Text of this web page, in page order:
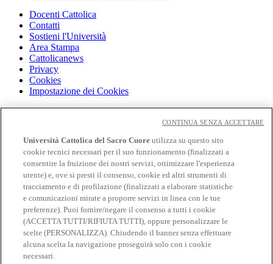
Docenti Cattolica
Contatti
Sostieni l'Università
Area Stampa
Cattolicanews
Privacy
Cookies
Impostazione dei Cookies
Cloudmail
OFF-CAMPUS
Intranet
Biblioteca
Librerie
Educatt
CV Online
Albo fornitori
Bandi e gare
Verifica Certificati
Università Cattolica del Sacro Cuore utilizza su questo sito
cookie tecnici necessari per il suo funzionamento (finalizzati a
consentire la fruizione dei nostri servizi, ottimizzare l'esperienza
utente) e, ove si presti il consenso, cookie ed altri strumenti di
tracciamento e di profilazione (finalizzati a elaborare statistiche
e comunicazioni mirate a proporre servizi in linea con le tue
preferenze). Puoi fornire/negare il consenso a tutti i cookie
(ACCETTA TUTTI/RIFIUTA TUTTI), oppure personalizzare le
scelte (PERSONALIZZA). Chiudendo il banner senza effettuare
alcuna scelta la navigazione proseguirà solo con i cookie
necessari.
CONTINUA SENZA ACCETTARE